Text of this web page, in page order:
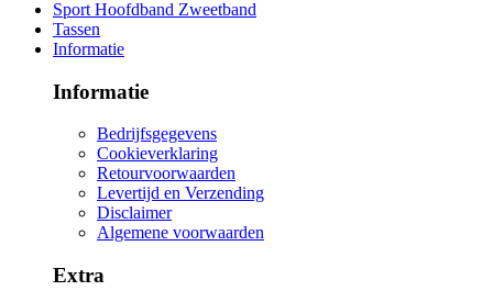
Sport Hoofdband Zweetband
Tassen
Informatie
Informatie
Bedrijfsgegevens
Cookieverklaring
Retourvoorwaarden
Levertijd en Verzending
Disclaimer
Algemene voorwaarden
Extra